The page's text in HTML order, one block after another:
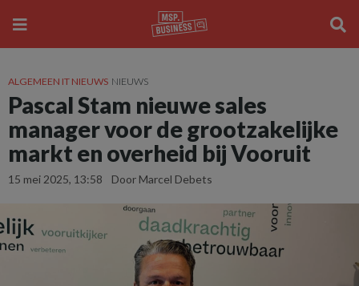
ALGEMEEN IT NIEUWS NIEUWS
Pascal Stam nieuwe sales
manager voor de grootzakelijke
markt en overheid bij Vooruit
15 mei 2025, 13:58 Door Marcel Debets